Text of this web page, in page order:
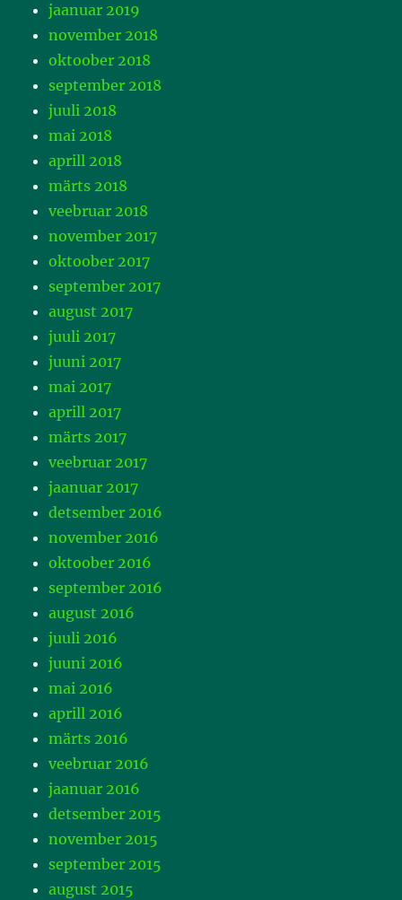
jaanuar 2019
november 2018
oktoober 2018
september 2018
juuli 2018
mai 2018
aprill 2018
märts 2018
veebruar 2018
november 2017
oktoober 2017
september 2017
august 2017
juuli 2017
juuni 2017
mai 2017
aprill 2017
märts 2017
veebruar 2017
jaanuar 2017
detsember 2016
november 2016
oktoober 2016
september 2016
august 2016
juuli 2016
juuni 2016
mai 2016
aprill 2016
märts 2016
veebruar 2016
jaanuar 2016
detsember 2015
november 2015
september 2015
august 2015